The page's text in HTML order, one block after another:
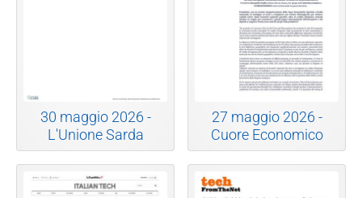
30 maggio 2026 -
L'Unione Sarda
27 maggio 2026 -
Cuore Economico